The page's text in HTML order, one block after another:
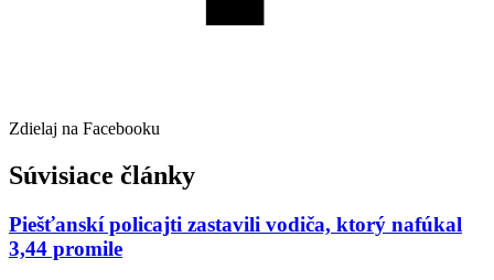
Zdielaj na Facebooku
Súvisiace články
Piešťanskí policajti zastavili vodiča, ktorý nafúkal
3,44 promile